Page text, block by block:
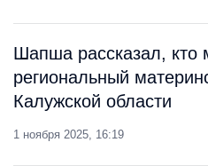
Шапша рассказал, кто
региональный
Калужской области
1 ноября 2025, 16:19